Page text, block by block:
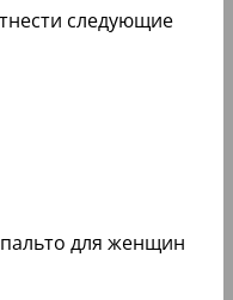
следующие
для женщин